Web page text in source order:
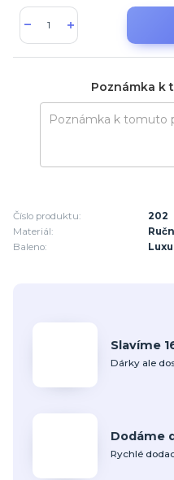
Poznámka k
Číslo produktu:
202
Materiál:
Baleno:
Slavíme
Dárky ale
Dodáme
Rychlé